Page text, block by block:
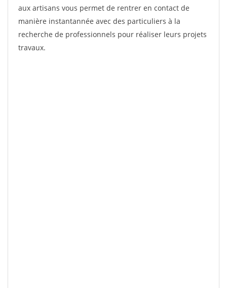
aux artisans vous permet de rentrer en contact de
manière instantannée avec des particuliers à la
recherche de professionnels pour réaliser leurs projets
travaux.